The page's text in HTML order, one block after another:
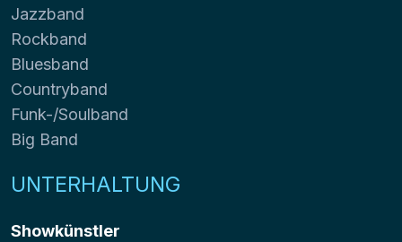
Jazzband
Rockband
Bluesband
Countryband
Funk-/Soulband
Big Band
UNTERHALTUNG
Showkünstler